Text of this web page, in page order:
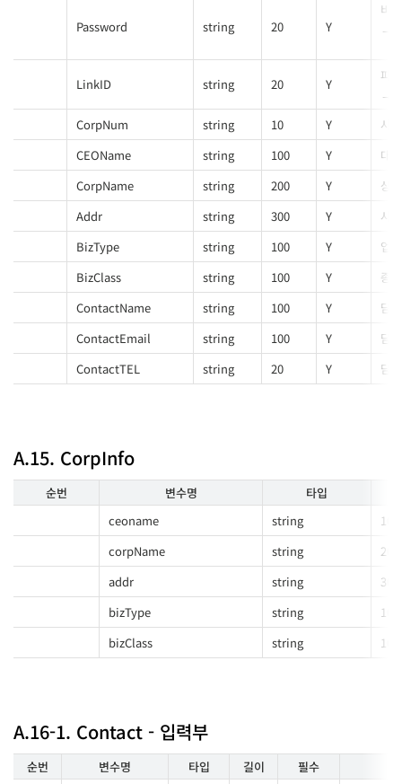
Password string 20 Y
비
LinkID string 20 Y
파
CorpNum
string 10 Y
사
CEOName
string 100 Y
대
CorpName
string 200 Y
상호
Addr
string 300 Y
사
BizType
string 100 Y
업태
BizClass
string 100 Y
종목
ContactName
string 100 Y
담
ContactEmail
string 100 Y
담
ContactTEL
string 20 Y 담
A.15. CorpInfo
순번 변수명
타입
ceoname
string
100
corpName
string
200
addr
string
300
bizType
string
100
bizClass
string 100
A.16-1. Contact - 입력부
순번 변수명 타입 길이 필수